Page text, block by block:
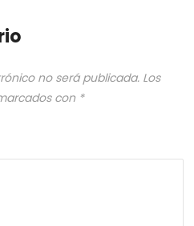
no será publicada. Los
con *